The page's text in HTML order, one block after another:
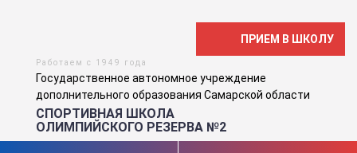
ПРИЕМ В ШКОЛУ
Работаем с 1949 года
Государственное автономное учреждение
дополнительного образования Самарской области
СПОРТИВНАЯ ШКОЛА
ОЛИМПИЙСКОГО РЕЗЕРВА №2